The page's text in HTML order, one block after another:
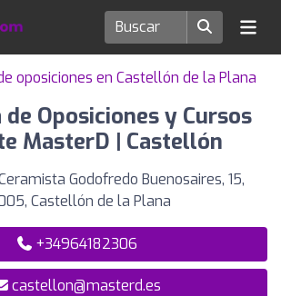
oposiciones en Castellón de la Plana
Oposiciones y Cursos
MasterD | Castellón
Godofredo Buenosaires, 15,
Castellón de la Plana
+34964182306
castellon@masterd.es